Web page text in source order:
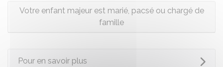
Votre enfant majeur est marié, pacsé ou chargé de
famille
Pour en savoir plus